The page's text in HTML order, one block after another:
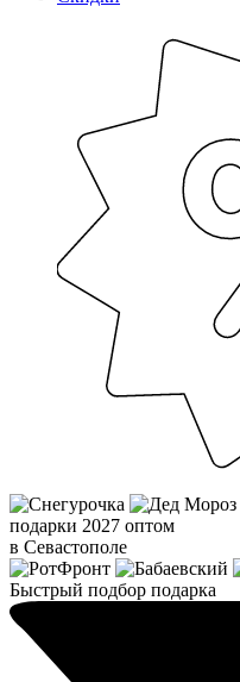
подарки 2027 оптом
в Севастополе
Быстрый подбор подарка